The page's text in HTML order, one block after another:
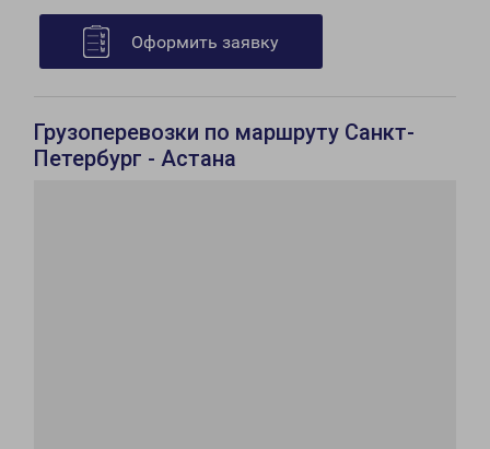
Оформить заявку
Грузоперевозки по маршруту Санкт-
Петербург - Астана